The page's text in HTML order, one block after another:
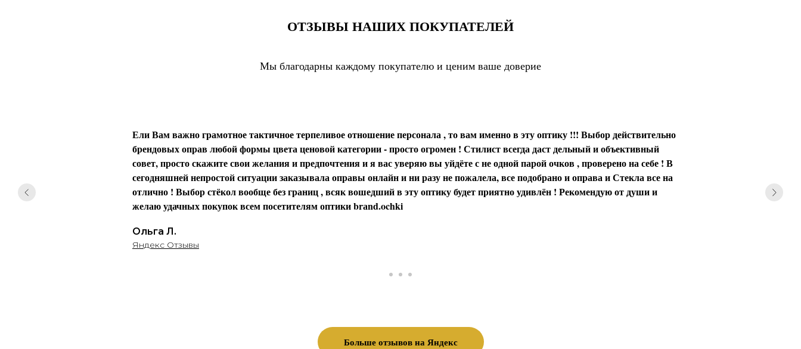
ОТЗЫВЫ НАШИХ ПОКУПАТЕЛЕЙ
Мы благодарны каждому покупателю и ценим ваше доверие
Ели Вам важно грамотное тактичное терпеливое отношение персонала , то вам именно в эту оптику !!! Выбор действительно
брендовых оправ любой формы цвета ценовой категории - просто огромен ! Стилист всегда даст дельный и объективный
совет, просто скажите свои желания и предпочтения и я вас уверяю вы уйдёте с не одной парой очков , проверено на себе ! В
сегодняшней непростой ситуации заказывала оправы онлайн и ни разу не пожалела, все подобрано и оправа и Стекла все на
отлично ! Выбор стёкол вообще без границ , всяк вошедший в эту оптику будет приятно удивлён ! Рекомендую от души и
желаю удачных покупок всем посетителям оптики brаnd.ochki
Ольга Л.
Яндекс Отзывы
Больше отзывов на Яндекс